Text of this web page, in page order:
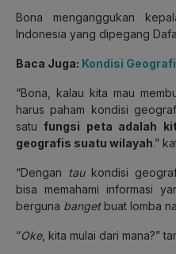
Bona menganggukan
Indonesia yang dipegang
Baca Juga: Kondisi
“Bona, kalau kita mau
harus paham kondisi
satu fungsi peta adalah
geografis suatu wilayah.”
“Dengan taukondisi
bisa memahami informasi
berguna bangetbuat lomba
“Oke, kita mulai dari mana?”